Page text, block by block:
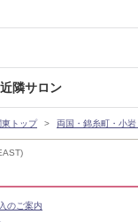
隣サロン
東トップ 両国・錦糸町・小
のご案内